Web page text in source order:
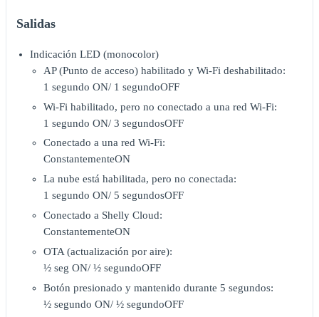
Salidas
Indicación LED (monocolor)
AP (Punto de acceso) habilitado y Wi-Fi deshabilitado:
1 segundo ON/ 1 segundoOFF
Wi-Fi habilitado, pero no conectado a una red Wi-Fi:
1 segundo ON/ 3 segundosOFF
Conectado a una red Wi-Fi:
ConstantementeON
La nube está habilitada, pero no conectada:
1 segundo ON/ 5 segundosOFF
Conectado a Shelly Cloud:
ConstantementeON
OTA (actualización por aire):
½ seg ON/ ½ segundoOFF
Botón presionado y mantenido durante 5 segundos:
½ segundo ON/ ½ segundoOFF